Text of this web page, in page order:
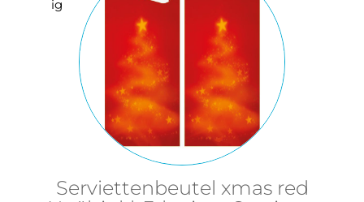
Serviettenbeutel xmas red